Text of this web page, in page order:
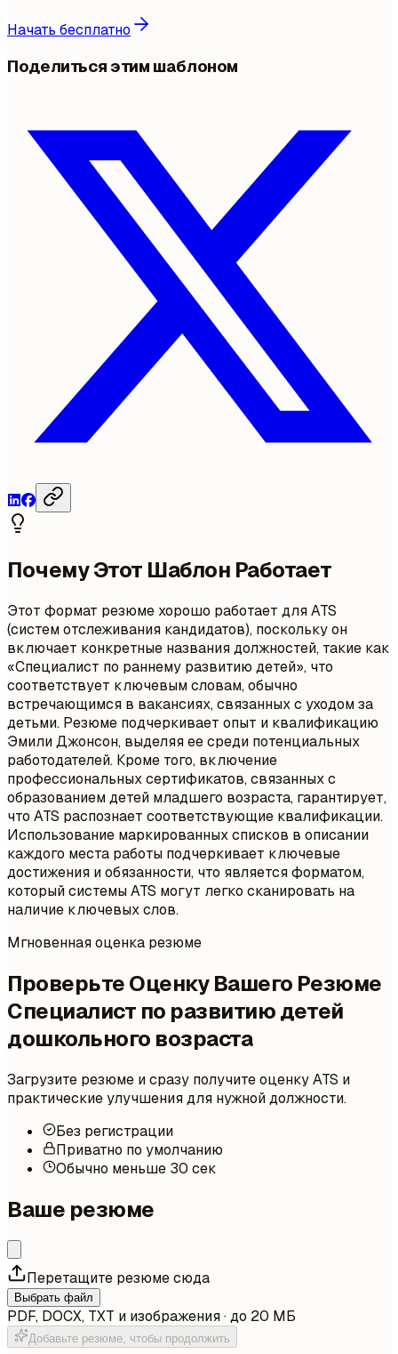
Начать бесплатно
Поделиться этим шаблоном
Почему Этот Шаблон Работает
Этот формат резюме хорошо работает для ATS
(систем отслеживания кандидатов), поскольку он
включает конкретные названия должностей, такие как
«Специалист по раннему развитию детей», что
соответствует ключевым словам, обычно
встречающимся в вакансиях, связанных с уходом за
детьми. Резюме подчеркивает опыт и квалификацию
Эмили Джонсон, выделяя ее среди потенциальных
работодателей. Кроме того, включение
профессиональных сертификатов, связанных с
образованием детей младшего возраста, гарантирует,
что ATS распознает соответствующие квалификации.
Использование маркированных списков в описании
каждого места работы подчеркивает ключевые
достижения и обязанности, что является форматом,
который системы ATS могут легко сканировать на
наличие ключевых слов.
Мгновенная оценка резюме
Проверьте Оценку Вашего Резюме
Специалист по развитию детей
дошкольного возраста
Загрузите резюме и сразу получите оценку ATS и
практические улучшения для нужной должности.
Без регистрации
Приватно по умолчанию
Обычно меньше 30 сек
Ваше резюме
Перетащите резюме сюда
Выбрать файл
PDF, DOCX, TXT и изображения · до 20 МБ
Добавьте резюме, чтобы продолжить